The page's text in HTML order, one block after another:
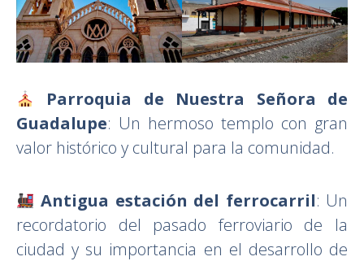
Parroquia de Nuestra Señora de
Guadalupe: Un hermoso templo con gran
valor histórico y cultural para la comunidad.
Antigua estación del ferrocarril: Un
recordatorio del pasado ferroviario de la
ciudad y su importancia en el desarrollo de